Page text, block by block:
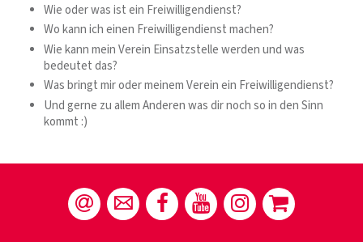
Wie oder was ist ein Freiwilligendienst?
Wo kann ich einen Freiwilligendienst machen?
Wie kann mein Verein Einsatzstelle werden und was
bedeutet das?
Was bringt mir oder meinem Verein ein Freiwilligendienst?
Und gerne zu allem Anderen was dir noch so in den Sinn
kommt :)